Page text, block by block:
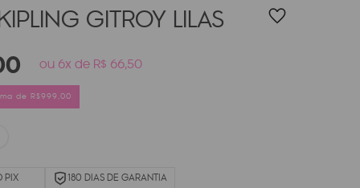
GITROY LILAS
ou 6x de R$ 66,50
de R$999,00
PIX 180 DIAS DE GARANTIA